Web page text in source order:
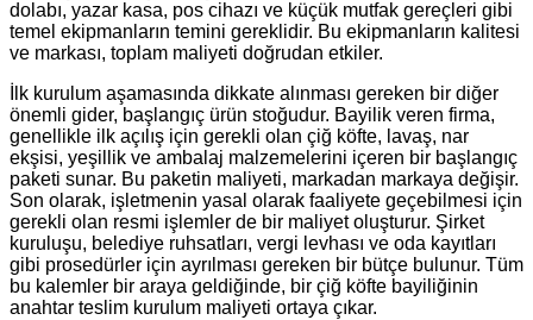
dolabı, yazar kasa, pos cihazı ve küçük mutfak gereçleri gibi
temel ekipmanların temini gereklidir. Bu ekipmanların kalitesi
ve markası, toplam maliyeti doğrudan etkiler.
İlk kurulum aşamasında dikkate alınması gereken bir diğer
önemli gider, başlangıç ürün stoğudur. Bayilik veren firma,
genellikle ilk açılış için gerekli olan çiğ köfte, lavaş, nar
ekşisi, yeşillik ve ambalaj malzemelerini içeren bir başlangıç
paketi sunar. Bu paketin maliyeti, markadan markaya değişir.
Son olarak, işletmenin yasal olarak faaliyete geçebilmesi için
gerekli olan resmi işlemler de bir maliyet oluşturur. Şirket
kuruluşu, belediye ruhsatları, vergi levhası ve oda kayıtları
gibi prosedürler için ayrılması gereken bir bütçe bulunur. Tüm
bu kalemler bir araya geldiğinde, bir çiğ köfte bayiliğinin
anahtar teslim kurulum maliyeti ortaya çıkar.